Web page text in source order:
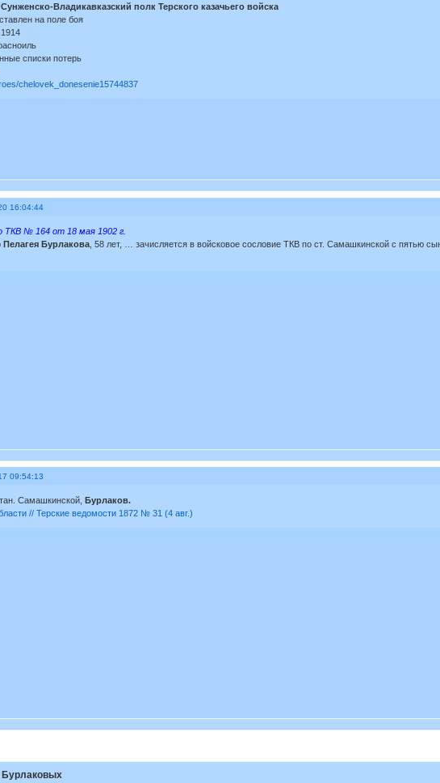
Владикавказский полк Терского казачьего войска
на поле боя
списки потерь
chelovek_donesenie15744837
16:04:44
ТКВ № 164 от 18 мая 1902 г.
Пелагея Бурлакова, 58 лет, … зачисляется в войсковое сословие ТКВ по ст. Самашкинской с пятью
09:54:13
Самашкинской, Бурлаков.
// Терские ведомости 1872 № 31 (4 авг.)
Бурлаковых